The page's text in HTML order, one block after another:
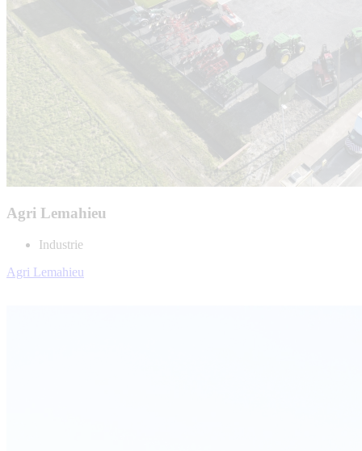
Agri Lemahieu
Industrie
Agri Lemahieu